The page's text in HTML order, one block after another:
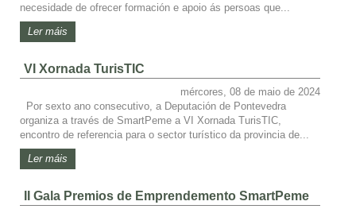
necesidade de ofrecer formación e apoio ás persoas que...
Ler máis
VI Xornada TurisTIC
mércores, 08 de maio de 2024
Por sexto ano consecutivo, a Deputación de Pontevedra
organiza a través de SmartPeme a VI Xornada TurisTIC,
encontro de referencia para o sector turístico da provincia de...
Ler máis
II Gala Premios de Emprendemento SmartPeme